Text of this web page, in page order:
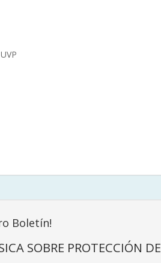
Boletín!
SOBRE PROTECCIÓN DE